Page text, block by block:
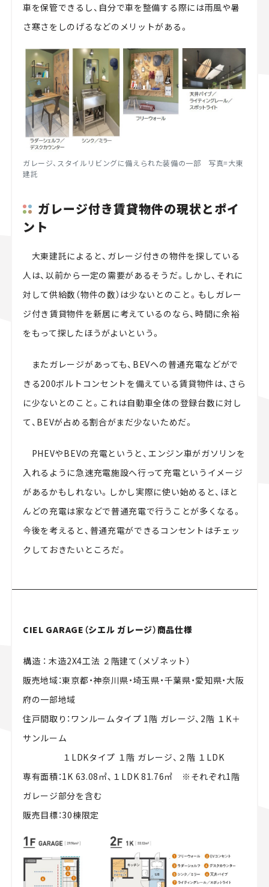
車を保管できるし、自分で車を整備する際には雨風や暑
さ寒さをしのげるなどのメリットがある。
ガレージ、スタイルリビングに備えられた装備の一部 写真=大東
建託
ガレージ付き賃貸物件の現状とポイ
ント
大東建託によると、ガレージ付きの物件を探している
人は、以前から一定の需要があるそうだ。しかし、それに
対して供給数（物件の数）は少ないとのこと。もしガレー
ジ付き賃貸物件を新居に考えているのなら、時間に余裕
をもって探したほうがよいという。
またガレージがあっても、BEVへの普通充電などがで
きる200ボルトコンセントを備えている賃貸物件は、さら
に少ないとのこと。これは自動車全体の登録台数に対し
て、BEVが占める割合がまだ少ないためだ。
PHEVやBEVの充電というと、エンジン車がガソリンを
入れるように急速充電施設へ行って充電というイメージ
があるかもしれない。しかし実際に使い始めると、ほと
んどの充電は家などで普通充電で行うことが多くなる。
今後を考えると、普通充電ができるコンセントはチェッ
クしておきたいところだ。
CIEL GARAGE（シエル ガレージ）商品仕様
構造 ： 木造2X4工法 ２階建て（メゾネット）
販売地域：東京都・神奈川県・埼玉県・千葉県・愛知県・大阪
府の一部地域
住戸間取り：ワンルームタイプ 1階 ガレージ、2階 １K＋
サンルーム
１LDKタイプ １階 ガレージ、２階 １LDK
専有面積：1K 63.08㎡、１LDK 81.76㎡ ※それぞれ1階
ガレージ部分を含む
販売目標：30棟限定